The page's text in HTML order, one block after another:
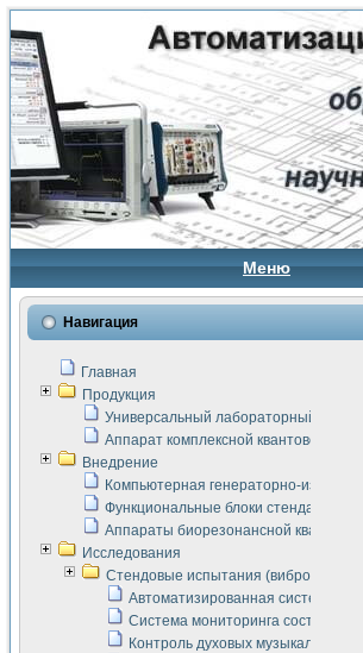
Меню
Навигация
Главная
Продукция
Универсальный лабораторный стенд
Аппарат комплексной квантовой
Внедрение
Компьютерная генераторно-
Функциональные блоки стенда
Аппараты биорезонансной
Исследования
Стендовые испытания
Автоматизированная система
Система мониторинга состояния
Контроль духовых музыкальных